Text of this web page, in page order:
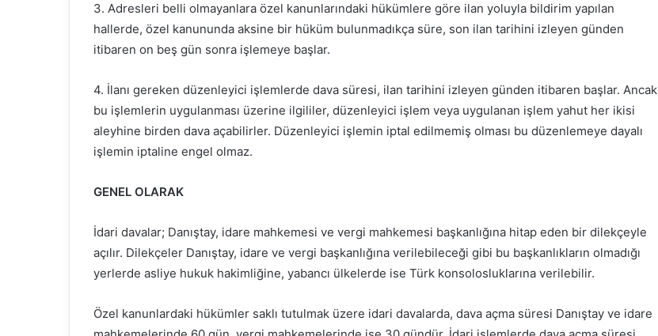
3. Adresleri belli olmayanlara özel kanunlarındaki hükümlere göre ilan yoluyla bildirim yapılan
hallerde, özel kanununda aksine bir hüküm bulunmadıkça süre, son ilan tarihini izleyen günden
itibaren on beş gün sonra işlemeye başlar.
4. İlanı gereken düzenleyici işlemlerde dava süresi, ilan tarihini izleyen günden itibaren başlar. Ancak
bu işlemlerin uygulanması üzerine ilgililer, düzenleyici işlem veya uygulanan işlem yahut her ikisi
aleyhine birden dava açabilirler. Düzenleyici işlemin iptal edilmemiş olması bu düzenlemeye dayalı
işlemin iptaline engel olmaz.
GENEL OLARAK
İdari davalar; Danıştay, idare mahkemesi ve vergi mahkemesi başkanlığına hitap eden bir dilekçeyle
açılır. Dilekçeler Danıştay, idare ve vergi başkanlığına verilebileceği gibi bu başkanlıkların olmadığı
yerlerde asliye hukuk hakimliğine, yabancı ülkelerde ise Türk konsolosluklarına verilebilir.
Özel kanunlardaki hükümler saklı tutulmak üzere idari davalarda, dava açma süresi Danıştay ve idare